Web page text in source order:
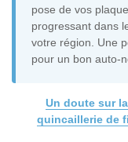
pose de vos
progressant dans
votre région. Une
pour un bon auto-
Un doute sur
quincaillerie de